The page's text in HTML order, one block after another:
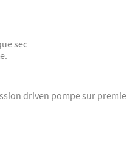
sec
driven pompe sur